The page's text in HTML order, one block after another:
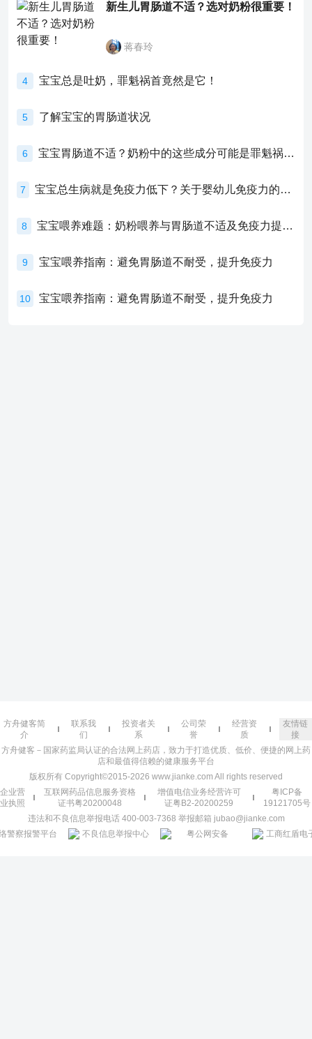
新生儿胃肠道不适？选对奶粉很重要！
蒋春玲
4 宝宝总是吐奶，罪魁祸首竟然是它！
5 了解宝宝的胃肠道状况
6 宝宝胃肠道不适？奶粉中的这些成分可能是罪魁祸首！
7 宝宝总生病就是免疫力低下？关于婴幼儿免疫力的真相，家长必须了解！
8 宝宝喂养难题：奶粉喂养与胃肠道不适及免疫力提升的奥秘
9 宝宝喂养指南：避免胃肠道不耐受，提升免疫力
10 宝宝喂养指南：避免胃肠道不耐受，提升免疫力
方舟健客简
介
联系我
们
投资者关
系
公司荣
誉
经营资
质
友情链
接
方舟健客－国家药监局认证的合法网上药店，致力于打造优质、低价、便捷的网上药
店和最值得信赖的健康服务平台
版权所有 Copyright©2015-2026 www.jianke.com All rights reserved
企业营
业执照
互联网药品信息服务资格
证书粤20200048
增值电信业务经营许可
证粤B2-20200259
粤ICP备
19121705号
违法和不良信息举报电话 400-003-7368 举报邮箱 jubao@jianke.com